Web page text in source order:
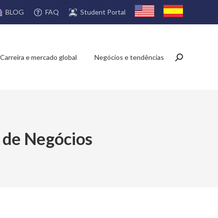
BLOG FAQ Student Portal
Carreira e mercado global Negócios e tendências Search:
Negócios